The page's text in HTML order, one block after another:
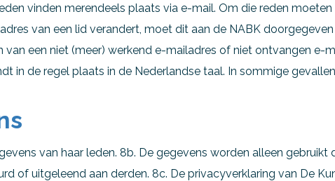
vinden merendeels plaats via e-mail. Om die reden
van een lid verandert, moet dit aan de NABK
een niet (meer) werkend e-mailadres of niet ontvangen e-
in de regel plaats in de Nederlandse taal. In sommige
van haar leden. 8b. De gegevens worden alleen
of uitgeleend aan derden. 8c. De privacyverklaring van De